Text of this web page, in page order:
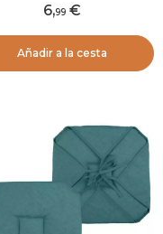
6,99
Añadir a la cesta